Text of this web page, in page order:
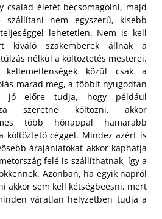
család életét becsomagolni, majd
nem egyszerű, kisebb
lehetetlen. Nem is kell
kiváló szakemberek állnak a
nélkül a költöztetés mesterei.
közül csak a
marad meg, a többit nyugodtan
jó előre tudja, hogy például
szeretne költözni, akkor
több hónappal hamarabb
költöztető céggel. Mindez azért is
árajánlatokat akkor kaphatja
felé is szállíthatnak, így a
Azonban, ha egyik napról
akkor sem kell kétségbeesni, mert
váratlan helyzetben tudja a